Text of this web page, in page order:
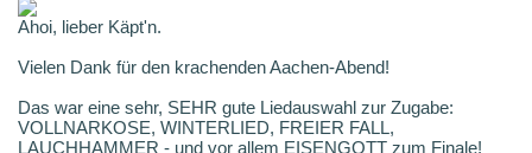
Ahoi, lieber Käpt'n.
Vielen Dank für den krachenden Aachen-Abend!
Das war eine sehr, SEHR gute Liedauswahl zur Zugabe:
VOLLNARKOSE, WINTERLIED, FREIER FALL,
LAUCHHAMMER - und vor allem EISENGOTT zum Finale!